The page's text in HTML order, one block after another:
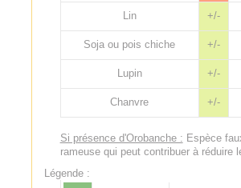
Lin
+/-
Soja ou pois chiche +/-
Lupin +/-
Chanvre +/-
Si présence d'Orobanche : Espèce
rameuse qui peut contribuer à réduire
Légende :